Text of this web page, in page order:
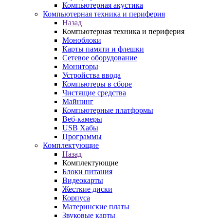
Компьютерная акустика
Компьютерная техника и периферия
Назад
Компьютерная техника и периферия
Моноблоки
Карты памяти и флешки
Сетевое оборудование
Мониторы
Устройства ввода
Компьютеры в сборе
Чистящие средства
Майнинг
Компьютерные платформы
Веб-камеры
USB Хабы
Программы
Комплектующие
Назад
Комплектующие
Блоки питания
Видеокарты
Жесткие диски
Корпуса
Материнские платы
Звуковые карты